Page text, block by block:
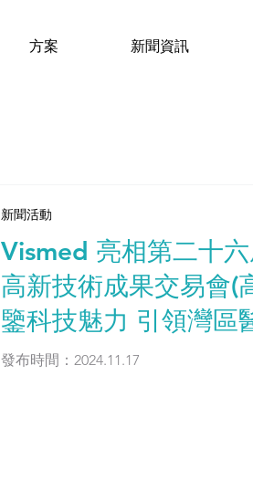
方案 新聞資訊
Vismed 亮相第二十
高新技術成果交易會(
鑒科技魅力 引領灣區
發布時間：2024.11.17
新聞活動